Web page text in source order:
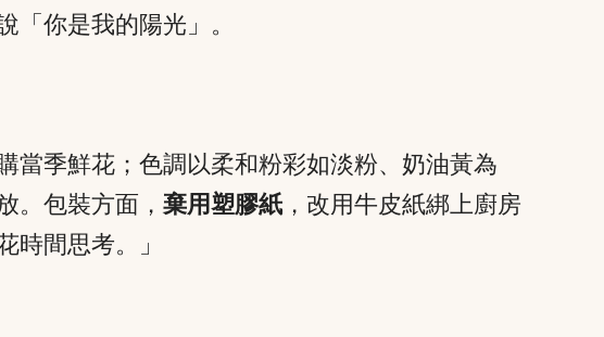
「你是我的陽光」。
當季鮮花；色調以柔和粉彩如淡粉、奶油黃為
。包裝方面， 棄用塑膠紙 ，改用牛皮紙綁上廚房
間思考。」